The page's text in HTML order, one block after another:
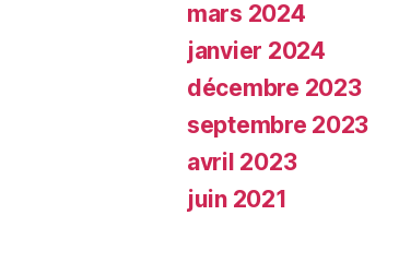
mars 2024
janvier 2024
décembre 2023
septembre 2023
avril 2023
juin 2021